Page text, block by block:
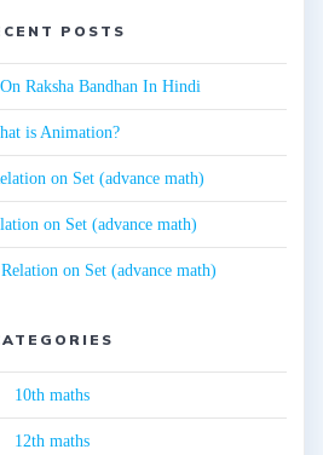
POSTS
Raksha Bandhan In Hindi
is Animation?
on Set (advance math)
on Set (advance math)
on Set (advance math)
10th maths
12th maths